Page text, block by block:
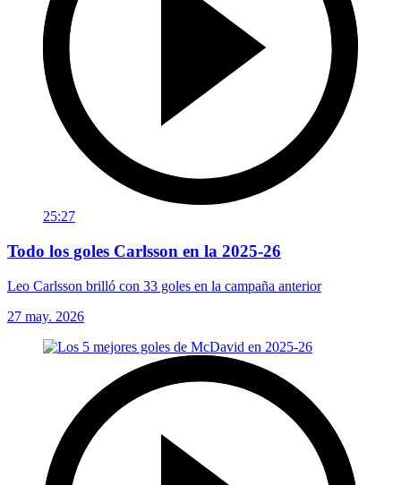
25:27
Todo los goles Carlsson en la 2025-26
Leo Carlsson brilló con 33 goles en la campaña anterior
27 may. 2026